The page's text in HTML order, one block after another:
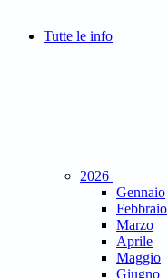
Tutte le info
2026
Gennaio
Febbraio
Marzo
Aprile
Maggio
Giugno